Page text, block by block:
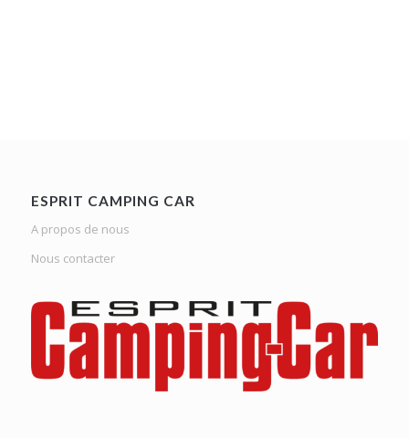
ESPRIT CAMPING CAR
A propos de nous
Nous contacter